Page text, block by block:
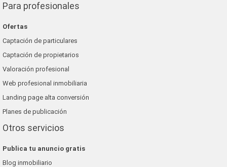
Para profesionales
Ofertas
Captación de particulares
Captación de propietarios
Valoración profesional
Web profesional inmobiliaria
Landing page alta conversión
Planes de publicación
Otros servicios
Publica tu anuncio gratis
Blog inmobiliario